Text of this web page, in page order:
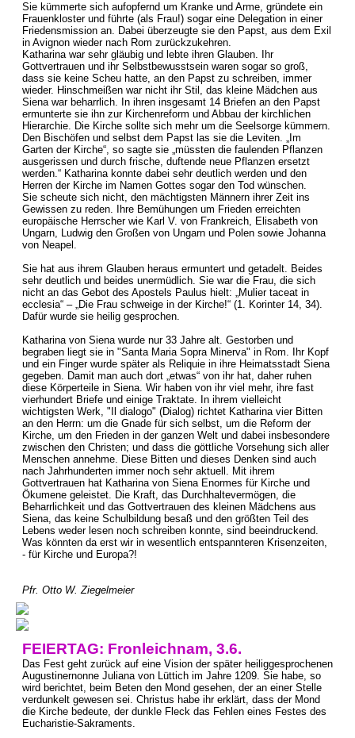
Sie kümmerte sich aufopfernd um Kranke und Arme, gründete ein
Frauenkloster und führte (als Frau!) sogar eine Delegation in einer
Friedensmission an. Dabei überzeugte sie den Papst, aus dem Exil
in Avignon wieder nach Rom zurückzukehren.
Katharina war sehr gläubig und lebte ihren Glauben. Ihr
Gottvertrauen und ihr Selbstbewusstsein waren sogar so groß,
dass sie keine Scheu hatte, an den Papst zu schreiben, immer
wieder. Hinschmeißen war nicht ihr Stil, das kleine Mädchen aus
Siena war beharrlich. In ihren insgesamt 14 Briefen an den Papst
ermunterte sie ihn zur Kirchenreform und Abbau der kirchlichen
Hierarchie. Die Kirche sollte sich mehr um die Seelsorge kümmern.
Den Bischöfen und selbst dem Papst las sie die Leviten. „Im
Garten der Kirche“, so sagte sie „müssten die faulenden Pflanzen
ausgerissen und durch frische, duftende neue Pflanzen ersetzt
werden.“ Katharina konnte dabei sehr deutlich werden und den
Herren der Kirche im Namen Gottes sogar den Tod wünschen.
Sie scheute sich nicht, den mächtigsten Männern ihrer Zeit ins
Gewissen zu reden. Ihre Bemühungen um Frieden erreichten
europäische Herrscher wie Karl V. von Frankreich, Elisabeth von
Ungarn, Ludwig den Großen von Ungarn und Polen sowie Johanna
von Neapel.
Sie hat aus ihrem Glauben heraus ermuntert und getadelt. Beides
sehr deutlich und beides unermüdlich. Sie war die Frau, die sich
nicht an das Gebot des Apostels Paulus hielt: „Mulier taceat in
ecclesia“ – „Die Frau schweige in der Kirche!“ (1. Korinter 14, 34).
Dafür wurde sie heilig gesprochen.
Katharina von Siena wurde nur 33 Jahre alt. Gestorben und
begraben liegt sie in "Santa Maria Sopra Minerva" in Rom. Ihr Kopf
und ein Finger wurde später als Reliquie in ihre Heimatsstadt Siena
gegeben. Damit man auch dort „etwas“ von ihr hat, daher ruhen
diese Körperteile in Siena. Wir haben von ihr viel mehr, ihre fast
vierhundert Briefe und einige Traktate. In ihrem vielleicht
wichtigsten Werk, "Il dialogo" (Dialog) richtet Katharina vier Bitten
an den Herrn: um die Gnade für sich selbst, um die Reform der
Kirche, um den Frieden in der ganzen Welt und dabei insbesondere
zwischen den Christen; und dass die göttliche Vorsehung sich aller
Menschen annehme. Diese Bitten und dieses Denken sind auch
nach Jahrhunderten immer noch sehr aktuell. Mit ihrem
Gottvertrauen hat Katharina von Siena Enormes für Kirche und
Ökumene geleistet. Die Kraft, das Durchhaltevermögen, die
Beharrlichkeit und das Gottvertrauen des kleinen Mädchens aus
Siena, das keine Schulbildung besaß und den größten Teil des
Lebens weder lesen noch schreiben konnte, sind beeindruckend.
Was könnten da erst wir in wesentlich entspannteren Krisenzeiten,
- für Kirche und Europa?!
Pfr. Otto W. Ziegelmeier
FEIERTAG: Fronleichnam, 3.6.
Das Fest geht zurück auf eine Vision der später heiliggesprochenen
Augustinernonne Juliana von Lüttich im Jahre 1209. Sie habe, so
wird berichtet, beim Beten den Mond gesehen, der an einer Stelle
verdunkelt gewesen sei. Christus habe ihr erklärt, dass der Mond
die Kirche bedeute, der dunkle Fleck das Fehlen eines Festes des
Eucharistie-Sakraments.